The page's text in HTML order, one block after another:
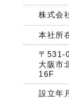
株式会
本社所
〒531-
大阪市
16F
設立年